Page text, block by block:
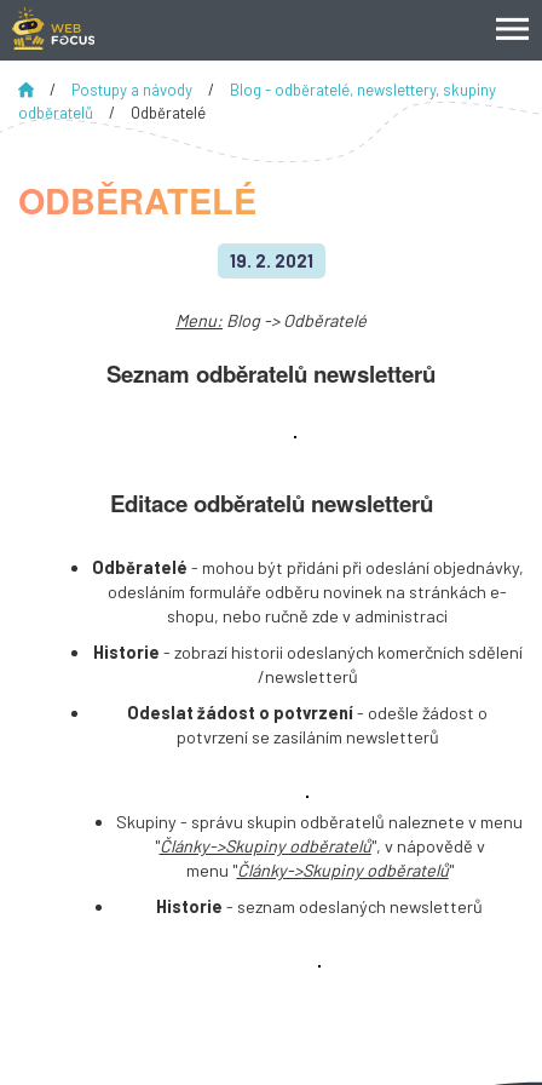
ODBĚRATELÉ
/ Postupy a návody /
Blog - odběratelé, newslettery, skupiny
odběratelů
/ Odběratelé
19. 2. 2021
Menu: Blog -> Odběratelé
Seznam odběratelů newsletterů
Editace odběratelů newsletterů
Odběratelé - mohou být přidáni při odeslání objednávky,
odesláním formuláře odběru novinek na stránkách e-
shopu, nebo ručně zde v administraci
Historie - zobrazí historii odeslaných komerčních sdělení
/newsletterů
Odeslat žádost o potvrzení- odešle žádost o
potvrzení se zasíláním newsletterů
Skupiny - správu skupin odběratelů naleznete v menu
"Články->Skupiny odběratelů", v nápovědě v
menu "Články->Skupiny odběratelů"
Historie - seznam odeslaných newsletterů